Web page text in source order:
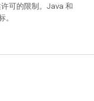
可的限制。Java 和